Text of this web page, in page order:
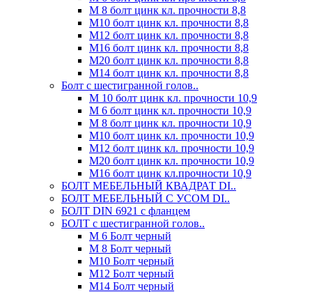
М 8 болт цинк кл. прочности 8,8
М10 болт цинк кл. прочности 8,8
М12 болт цинк кл. прочности 8,8
М16 болт цинк кл. прочности 8,8
М20 болт цинк кл. прочности 8,8
М14 болт цинк кл. прочности 8,8
Болт с шестигранной голов..
М 10 болт цинк кл. прочности 10,9
М 6 болт цинк кл. прочности 10,9
М 8 болт цинк кл. прочности 10,9
М10 болт цинк кл. прочности 10,9
М12 болт цинк кл. прочности 10,9
М20 болт цинк кл. прочности 10,9
М16 болт цинк кл.прочности 10,9
БОЛТ МЕБЕЛЬНЫЙ КВАДРАТ DI..
БОЛТ МЕБЕЛЬНЫЙ С УСОМ DI..
БОЛТ DIN 6921 c фланцем
БОЛТ с шестигранной голов..
М 6 Болт черный
М 8 Болт черный
М10 Болт черный
М12 Болт черный
М14 Болт черный